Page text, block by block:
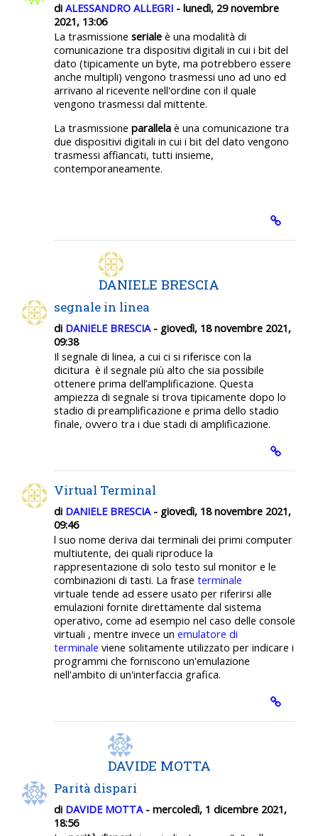
di ALESSANDRO ALLEGRI - lunedì, 29 novembre
2021, 13:06
La trasmissione seriale è una modalità di
comunicazione tra dispositivi digitali in cui i bit del
dato (tipicamente un byte, ma potrebbero essere
anche multipli) vengono trasmessi uno ad uno ed
arrivano al ricevente nell'ordine con il quale
vengono trasmessi dal mittente.
La trasmissione parallela è una comunicazione tra
due dispositivi digitali in cui i bit del dato vengono
trasmessi affiancati, tutti insieme,
contemporaneamente.
DANIELE BRESCIA
segnale in linea
di DANIELE BRESCIA- giovedì, 18 novembre 2021,
09:38
Il segnale di linea, a cui ci si riferisce con la
dicitura è il segnale più alto che sia possibile
ottenere prima dell’amplificazione. Questa
ampiezza di segnale si trova tipicamente dopo lo
stadio di preamplificazione e prima dello stadio
finale, ovvero tra i due stadi di amplificazione.
Virtual Terminal
di DANIELE BRESCIA- giovedì, 18 novembre 2021,
09:46
l suo nome deriva dai terminali dei primi computer
multiutente, dei quali riproduce la
rappresentazione di solo testo sul monitor e le
combinazioni di tasti. La frase terminale
virtuale tende ad essere usato per riferirsi alle
emulazioni fornite direttamente dal sistema
operativo, come ad esempio nel caso delle console
virtuali , mentre invece un emulatore di
terminale viene solitamente utilizzato per indicare i
programmi che forniscono un'emulazione
nell'ambito di un'interfaccia grafica.
DAVIDE MOTTA
Parità dispari
di DAVIDE MOTTA- mercoledì, 1 dicembre 2021,
18:56